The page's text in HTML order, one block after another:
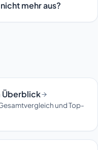
mehr aus?
Überblick
und Top-